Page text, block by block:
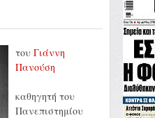
του Γιάννη
Πανούση
καθηγητή του
Πανεπιστημίου